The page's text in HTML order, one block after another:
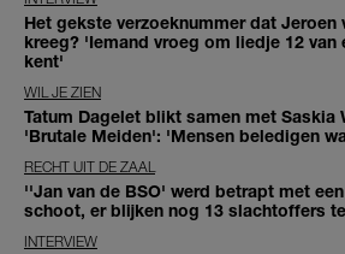
Het gekste verzoeknummer dat
kreeg? 'Iemand vroeg om liedje 12 van
kent'
WIL JE ZIEN
Tatum Dagelet blikt samen met Saskia
'Brutale Meiden': 'Mensen beledigen
RECHT UIT DE ZAAL
''Jan van de BSO' werd betrapt met
schoot, er blijken nog 13 slachtoffers
INTERVIEW